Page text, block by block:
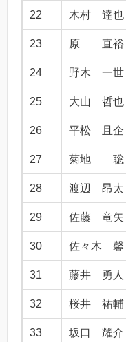
22 木村 達也
23 原 直裕
24 野木 一世
25 大山 哲也
26 平松 且企
27 菊地 聡
28 渡辺 昂太
29 佐藤 竜矢
30 佐々木 馨
31 藤井 勇人
32 桜井 祐輔
33 坂口 耀介